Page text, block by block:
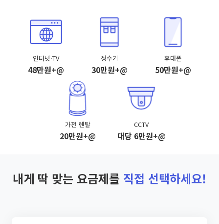
인터넷·TV
48만원+@
정수기
30만원+@
휴대폰
50만원+@
가전 렌탈
20만원+@
CCTV
대당 6만원+@
내게 딱 맞는 요금제를 직접 선택하세요!